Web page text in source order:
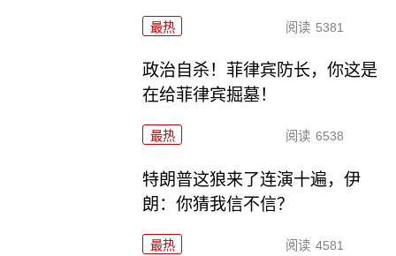
最热 阅读 5381
政治自杀！菲律宾防长，你这是
在给菲律宾掘墓！
最热 阅读 6538
特朗普这狼来了连演十遍，伊
朗：你猜我信不信？
最热 阅读 4581